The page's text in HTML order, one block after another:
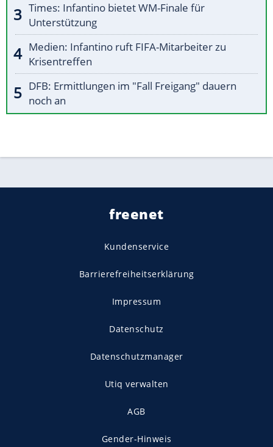
Times: Infantino bietet WM-Finale für
Unterstützung
Medien: Infantino ruft FIFA-Mitarbeiter zu
Krisentreffen
DFB: Ermittlungen im "Fall Freigang" dauern
noch an
freenet
Kundenservice
Barrierefreiheitserklärung
Impressum
Datenschutz
Datenschutzmanager
Utiq verwalten
AGB
Gender-Hinweis